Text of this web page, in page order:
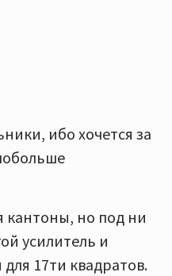
ибо хочется за
кантоны, но под ни
усилитель и
17ти квадратов.